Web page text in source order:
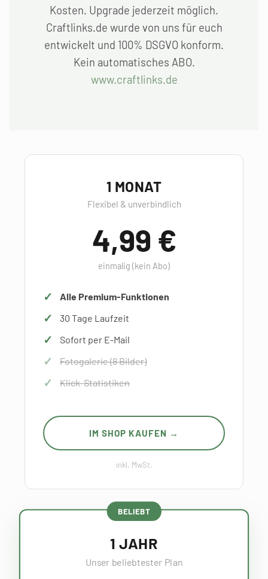
Kosten. Upgrade jederzeit möglich.
Craftlinks.de wurde von uns für euch
entwickelt und 100% DSGVO konform.
Kein automatisches ABO.
www.craftlinks.de
1 MONAT
Flexibel & unverbindlich
4,99 €
einmalig (kein Abo)
Alle Premium-Funktionen
30 Tage Laufzeit
Sofort per E-Mail
Fotogalerie (8 Bilder)
Klick-Statistiken
IM SHOP KAUFEN →
inkl. MwSt.
1 JAHR
Unser beliebtester Plan